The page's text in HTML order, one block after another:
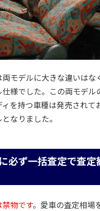
モデルに大きな違いはな
様でした。この両モデル
を持つ車種は発売されて
なりました。
必ず一括査定で査定
物です。愛車の査定相場